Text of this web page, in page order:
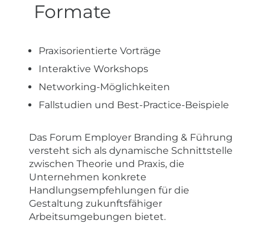
Formate
Praxisorientierte Vorträge
Interaktive Workshops
Networking-Möglichkeiten
Fallstudien und Best-Practice-Beispiele
Das Forum Employer Branding & Führung
versteht sich als dynamische Schnittstelle
zwischen Theorie und Praxis, die
Unternehmen konkrete
Handlungsempfehlungen für die
Gestaltung zukunftsfähiger
Arbeitsumgebungen bietet.